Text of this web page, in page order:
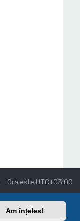
Am înțeles!
Ora este UTC+03:00